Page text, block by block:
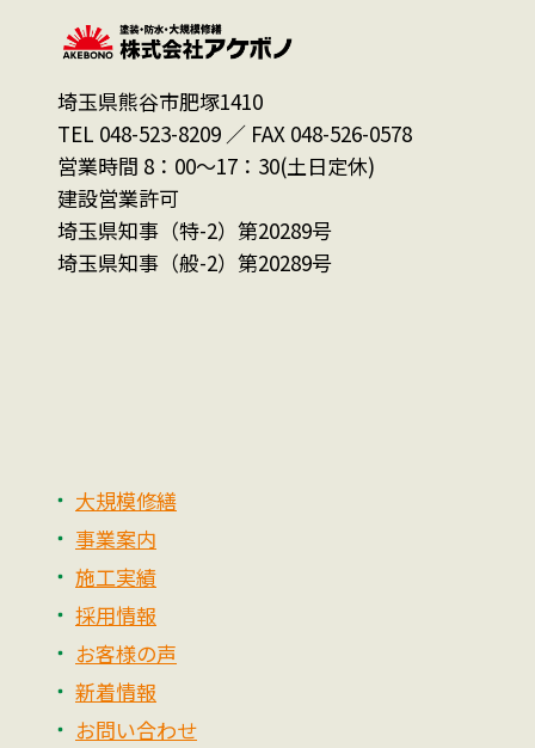
埼玉県熊谷市肥塚1410
TEL 048-523-8209 ／ FAX 048-526-0578
営業時間 8：00～17：30(土日定休)
建設営業許可
埼玉県知事（特-2）第20289号
埼玉県知事（般-2）第20289号
大規模修繕
事業案内
施工実績
採用情報
お客様の声
新着情報
お問い合わせ